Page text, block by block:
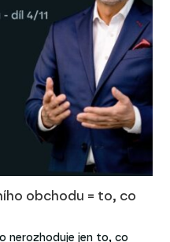
obchodu = to, co
nerozhoduje jen to, co